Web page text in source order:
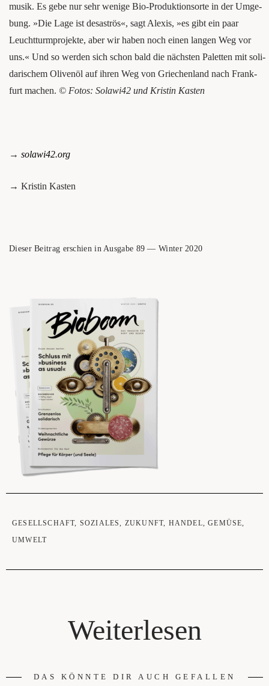
mu­sik. Es gebe nur sehr weni­ge Bio-Pro­duk­ti­ons­or­te in der Umge­
bung. »Die Lage ist desas­trös«, sagt Alexis, »es gibt ein paar
Leucht­turm­pro­jek­te, aber wir haben noch einen lan­gen Weg vor
uns.« Und so wer­den sich schon bald die nächs­ten Palet­ten mit soli­
da­ri­schem Oli­ven­öl auf ihren Weg von Grie­chen­land nach Frank­
furt machen. © Fotos: Solawi42 und Kris­tin Kasten
→ solawi42.org
→ Kris­tin Kasten
Die­ser Bei­trag erschien in Aus­ga­be 89 — Win­ter 2020
GESELLSCHAFT, SOZIALES, ZUKUNFT, HANDEL,GEMÜSE,
UMWELT
Weiterlesen
DAS KÖNNTE DIR AUCH GEFALLEN